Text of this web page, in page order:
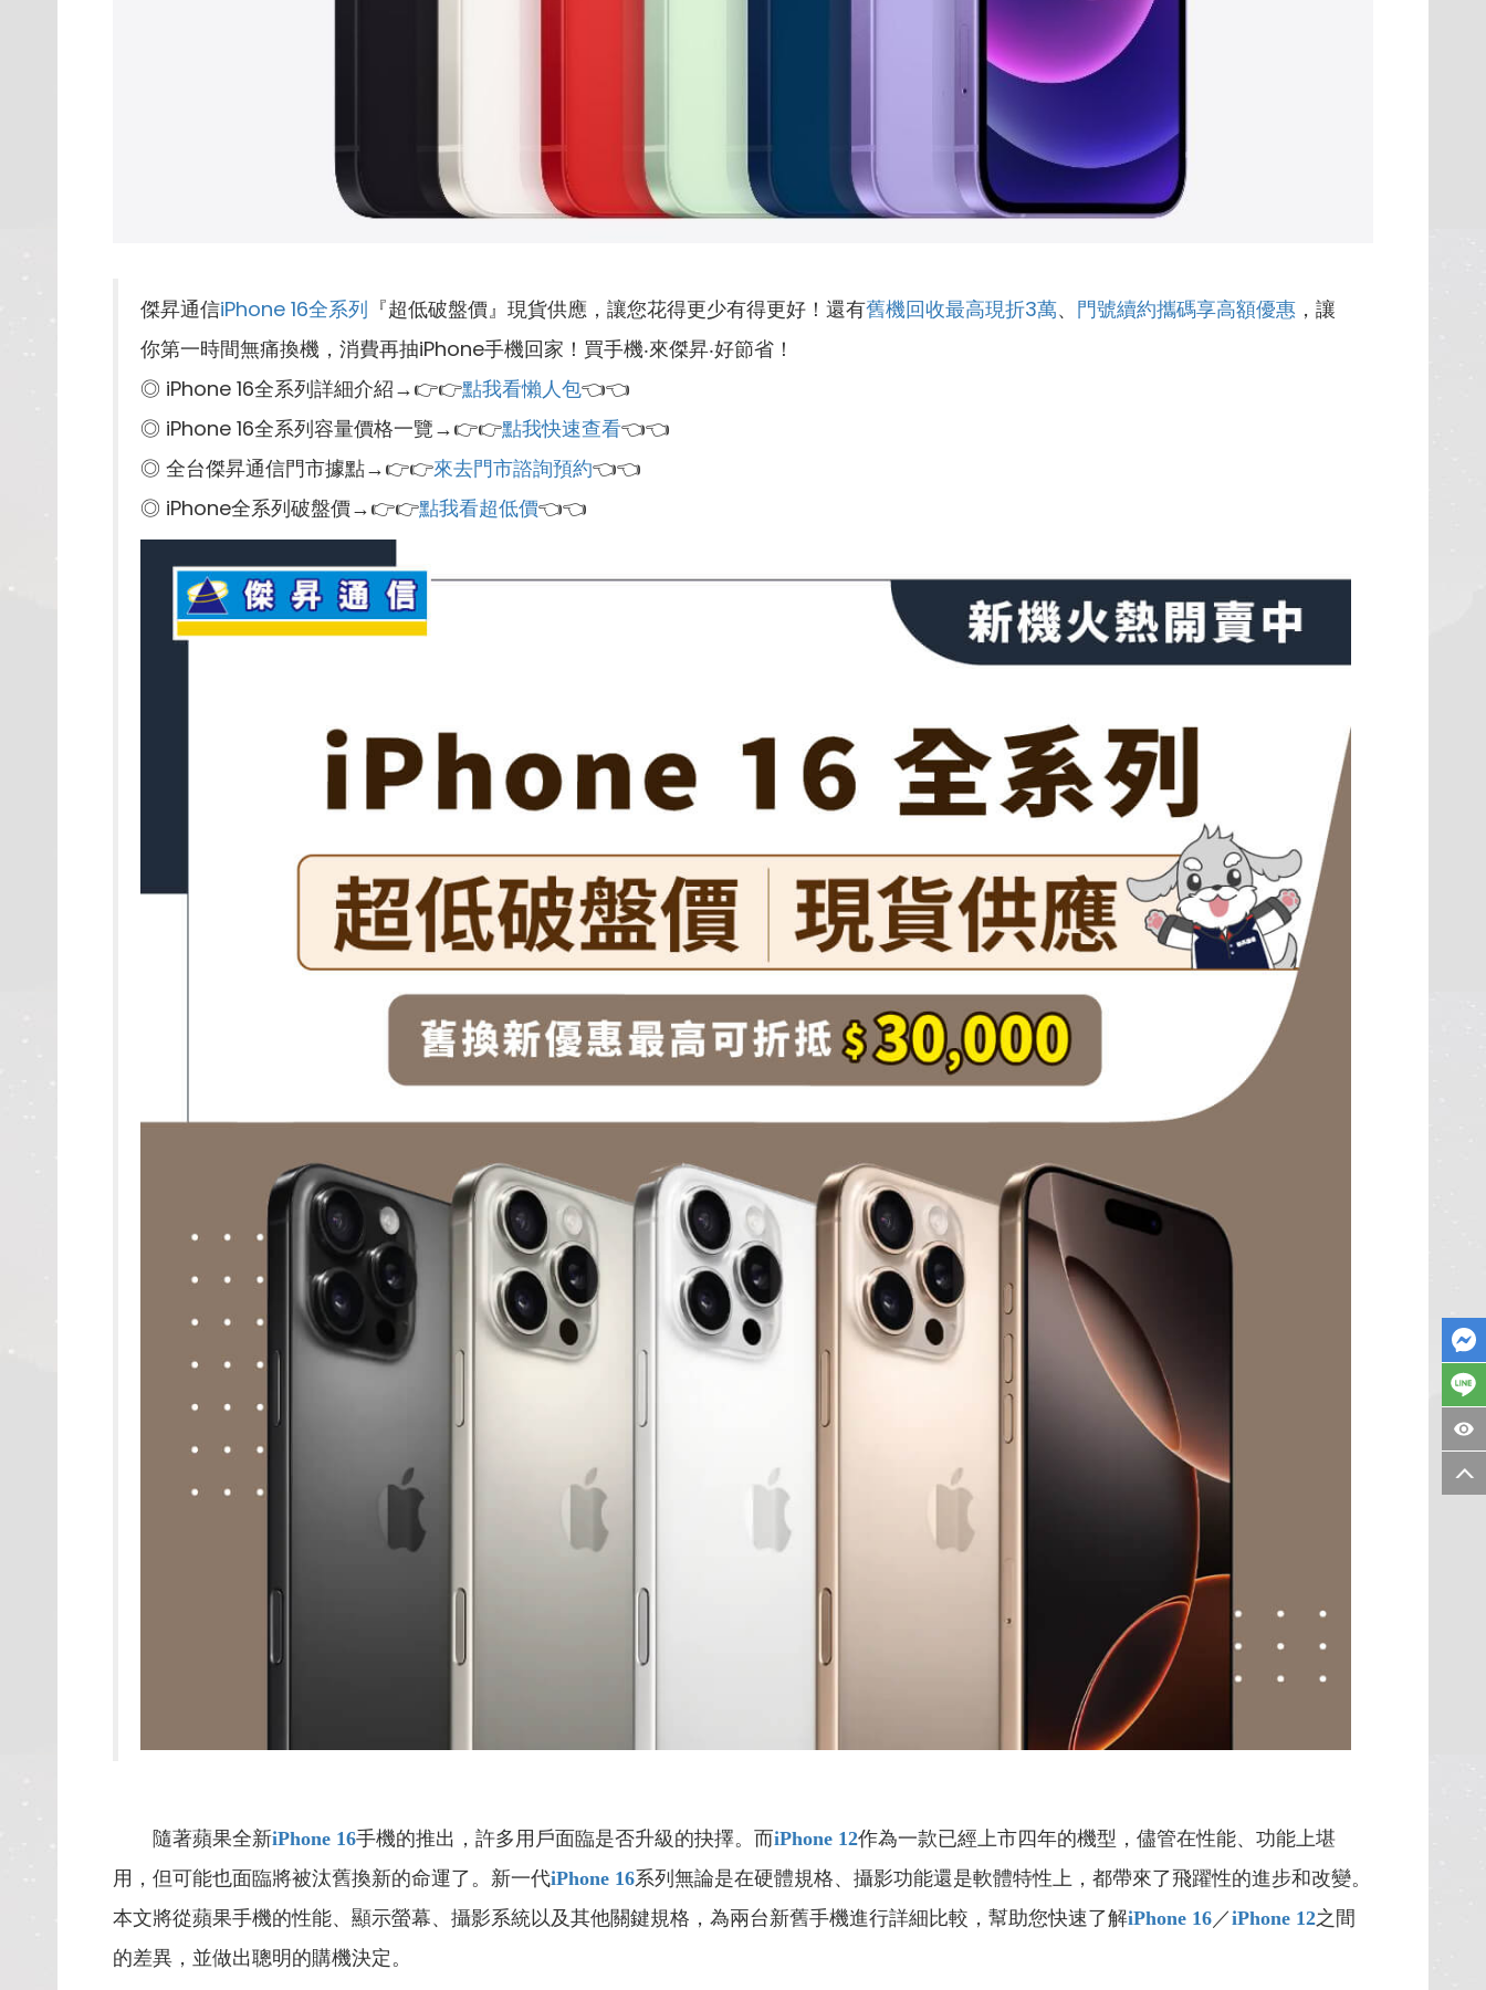
傑昇通信iPhone 16全系列 『超低破盤價』現貨供應，讓您花得更少有得更好！還有舊機回收最高現折3萬、 門號續約攜碼享高額優惠 ，讓
你第一時間無痛換機，消費再抽iPhone手機回家！買手機‧來傑昇‧好節省！
◎ iPhone 16全系列詳細介紹→👉👉點我看懶人包👈👈
◎ iPhone 16全系列容量價格一覽→👉👉點我快速查看👈👈
◎ 全台傑昇通信門市據點→👉👉來去門市諮詢預約👈👈
◎ iPhone全系列破盤價→👉👉點我看超低價👈👈
隨著蘋果全新iPhone 16手機的推出，許多用戶面臨是否升級的抉擇。而iPhone 12作為一款已經上市四年的機型，儘管在性能、功能上堪
用，但可能也面臨將被汰舊換新的命運了。新一代iPhone 16系列無論是在硬體規格、攝影功能還是軟體特性上，都帶來了飛躍性的進步和改變。
本文將從蘋果手機的性能、顯示螢幕、攝影系統以及其他關鍵規格，為兩台新舊手機進行詳細比較，幫助您快速了解iPhone 16 ／iPhone 12之間
的差異，並做出聰明的購機決定。